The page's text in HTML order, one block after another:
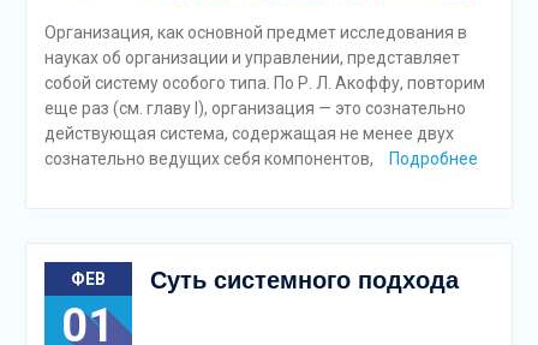
Организация, как основной предмет исследования в
науках об организации и управлении, представляет
собой систему особого типа. По Р. Л. Акоффу, повторим
еще раз (см. главу I), организация — это сознательно
действующая система, содержащая не менее двух
сознательно ведущих себя компонентов,
Подробнее
ФЕВ
01
Суть системного подхода